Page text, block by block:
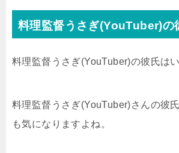
料理監督うさぎ(YouTuber)の
料理監督うさぎ(YouTuber)の彼氏は
料理監督うさぎ(YouTuber)さんの彼
も気になりますよね。